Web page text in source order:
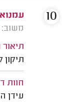
משוב: 15/02/2022
חוות
עידן
10